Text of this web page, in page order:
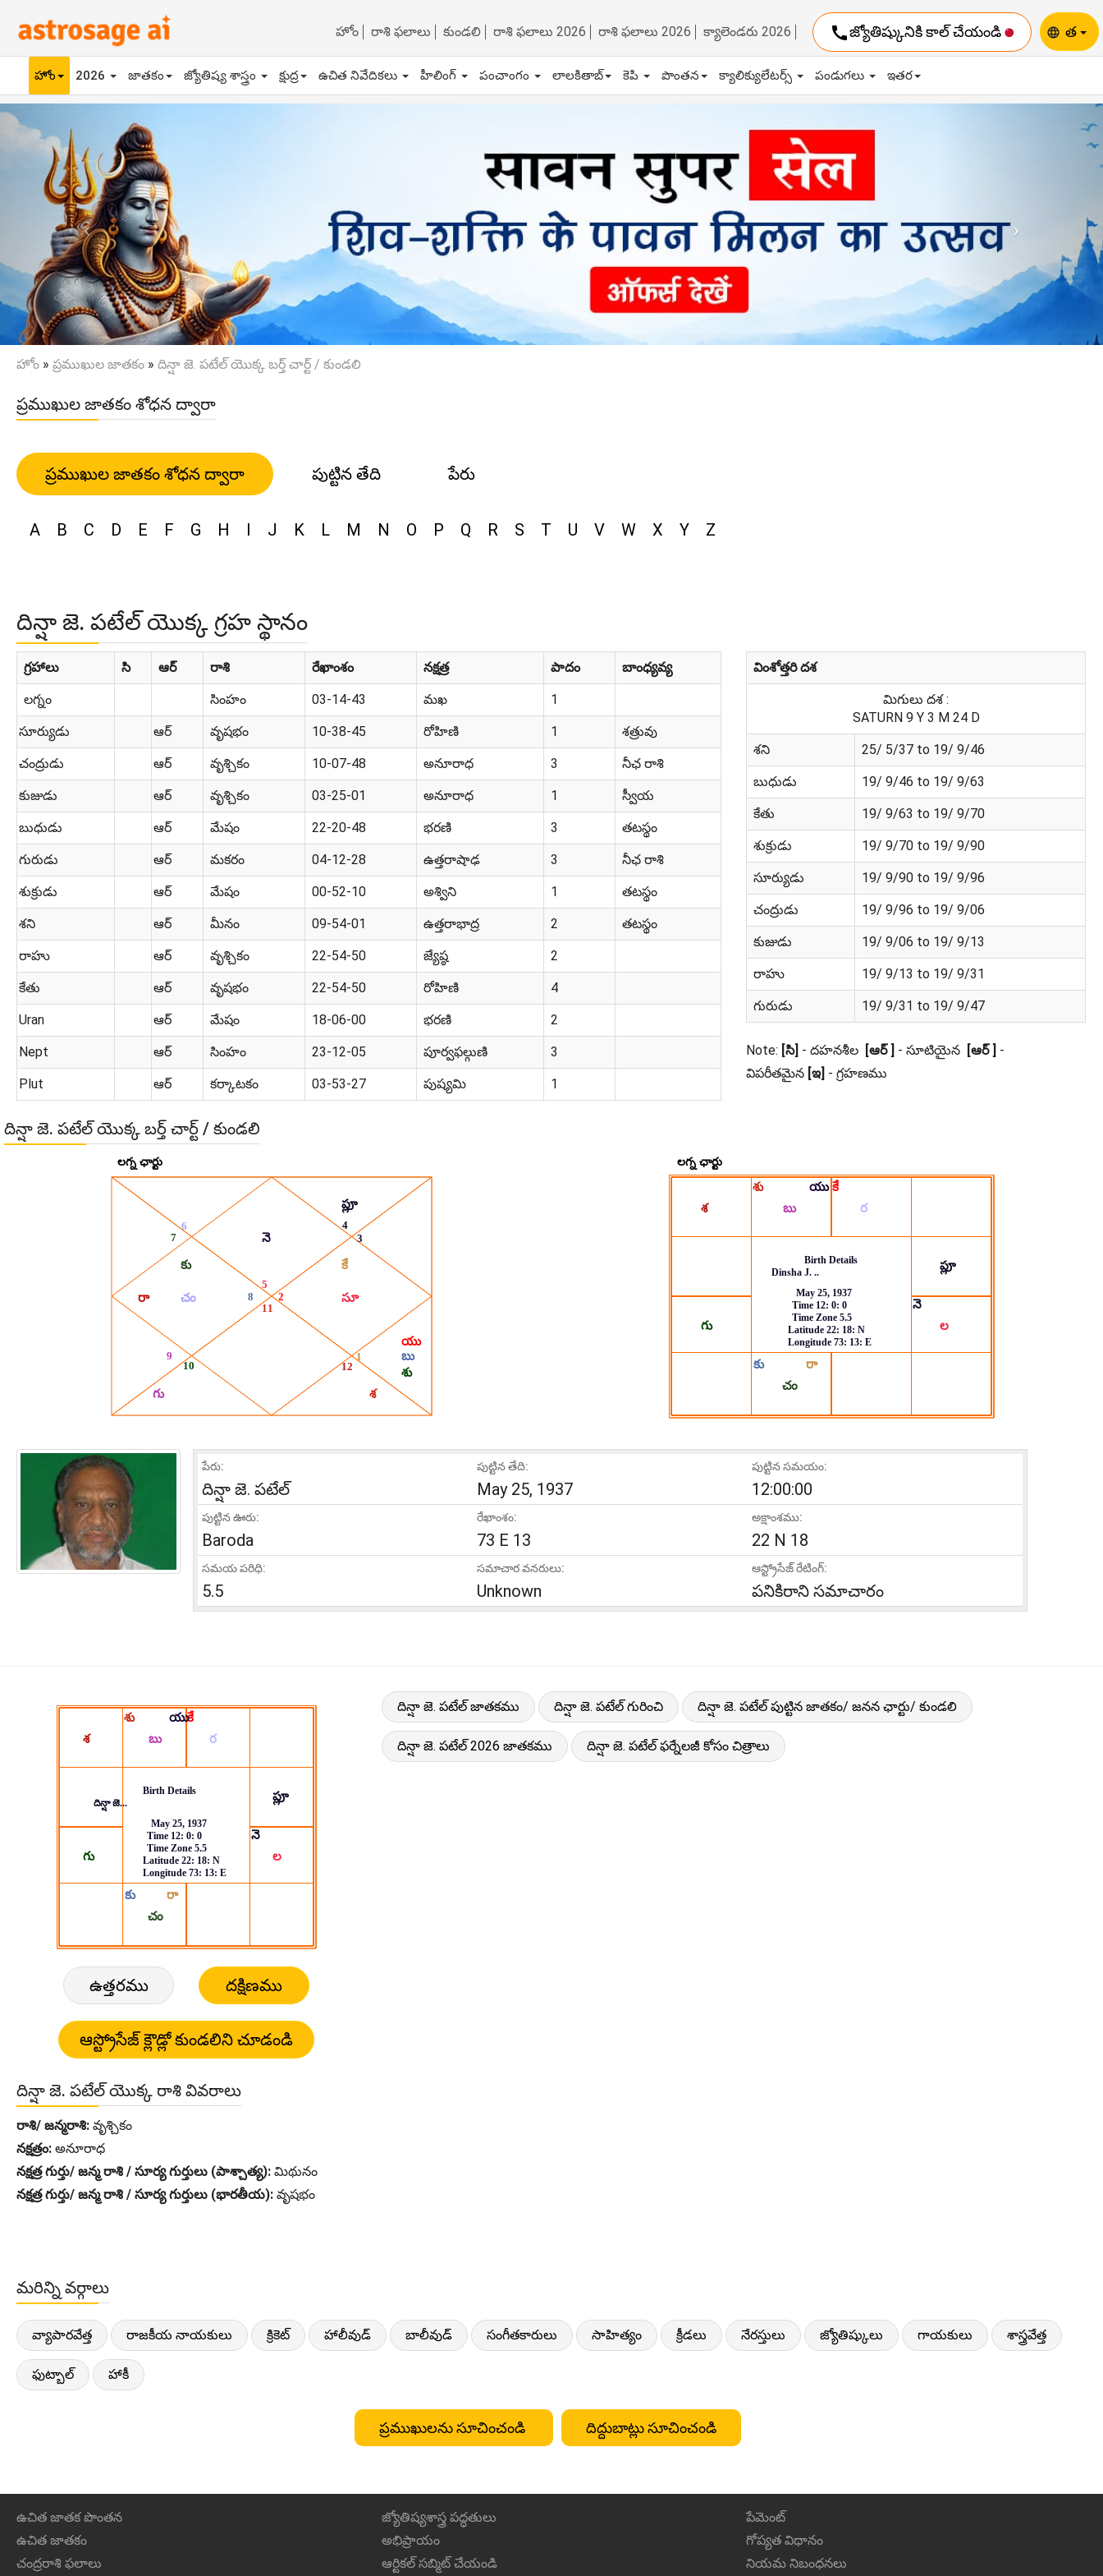
హోం రాశి ఫలాలు కుండలి రాశి ఫలాలు 2026 రాశి ఫలాలు 2026 క్యాలెండరు 2026 callజ్యోతిష్కునికి కాల్ చేయండి language త
హోం 2026 జాతకం జ్యోతిష్య శాస్త్రం క్షుద్ర ఉచిత నివేదికలు హీలింగ్ పంచాంగం లాలకితాబ్ కెపి పొంతన క్యాలిక్యులేటర్స్ పండుగలు ఇతర
Previous
హోం » ప్రముఖుల జాతకం » దిన్షా జె. పటేల్ యొక్క బర్త్ చార్ట్ / కుండలి
ప్రముఖుల జాతకం శోధన ద్వారా
ప్రముఖుల జాతకం శోధన ద్వారా పుట్టిన తేది పేరు
A B C D E F G H I J K L M N O P Q R S T U V W X Y Z
దిన్షా జె. పటేల్ యొక్క గ్రహ స్థానం
గ్రహాలు సి ఆర్ రాశి రేఖాంశం నక్షత్ర పాదం బాంధ్యవ్య
లగ్నం సింహం 03-14-43 మఖ 1
సూర్యుడు ఆర్ వృషభం 10-38-45 రోహిణి 1 శత్రువు
చంద్రుడు ఆర్ వృశ్చికం 10-07-48 అనూరాధ 3 నీఛ రాశి
కుజుడు ఆర్ వృశ్చికం 03-25-01 అనూరాధ 1 స్వీయ
బుధుడు ఆర్ మేషం 22-20-48 భరణి 3 తటస్థం
గురుడు ఆర్ మకరం 04-12-28 ఉత్తరాషాఢ 3 నీఛ రాశి
శుక్రుడు ఆర్ మేషం 00-52-10 అశ్విని 1 తటస్థం
శని ఆర్ మీనం 09-54-01 ఉత్తరాభాద్ర 2 తటస్థం
రాహు ఆర్ వృశ్చికం 22-54-50 జ్యేష్ఠ 2
కేతు ఆర్ వృషభం 22-54-50 రోహిణి 4
Uran ఆర్ మేషం 18-06-00 భరణి 2
Nept ఆర్ సింహం 23-12-05 పూర్వఫల్గుణి 3
Plut ఆర్ కర్కాటకం 03-53-27 పుష్యమి 1
వింశోత్తరి దశ
మిగులు దశ :
SATURN 9 Y 3 M 24 D
శని 25/ 5/37 to 19/ 9/46
బుధుడు 19/ 9/46 to 19/ 9/63
కేతు 19/ 9/63 to 19/ 9/70
శుక్రుడు 19/ 9/70 to 19/ 9/90
సూర్యుడు 19/ 9/90 to 19/ 9/96
చంద్రుడు 19/ 9/96 to 19/ 9/06
కుజుడు 19/ 9/06 to 19/ 9/13
రాహు 19/ 9/13 to 19/ 9/31
గురుడు 19/ 9/31 to 19/ 9/47
Note: [సి] - దహనశీల [ఆర్ ] - సూటియైన [ఆర్ ] -
విపరీతమైన [ఇ] - గ్రహణము
దిన్షా జె. పటేల్ యొక్క బర్త్ చార్ట్ / కుండలి
పేరు:
దిన్షా జె. పటేల్
పుట్టిన తేది:
May 25, 1937
పుట్టిన సమయం:
12:00:00
పుట్టిన ఊరు:
Baroda
రేఖాంశం:
73 E 13
అక్షాంశము:
22 N 18
సమయ పరిధి:
5.5
సమాచార వనరులు:
Unknown
ఆస్ట్రోసేజ్ రేటింగ్:
పనికిరాని సమాచారం
ఉత్తరము దక్షిణము
దిన్షా జె. పటేల్ జాతకము దిన్షా జె. పటేల్ గురించి దిన్షా జె. పటేల్ పుట్టిన జాతకం/ జనన ఛార్టు/ కుండలి
దిన్షా జె. పటేల్ 2026 జాతకము దిన్షా జె. పటేల్ ఫర్నేలజీ కోసం చిత్రాలు
దిన్షా జె. పటేల్ యొక్క రాశి వివరాలు
రాశి/ జన్మరాశి: వృశ్చికం
నక్షత్రం: అనూరాధ
నక్షత్ర గుర్తు/ జన్మ రాశి / సూర్య గుర్తులు (పాశ్చాత్య): మిథునం
నక్షత్ర గుర్తు/ జన్మ రాశి / సూర్య గుర్తులు (భారతీయ): వృషభం
మరిన్ని వర్గాలు
వ్యాపారవేత్త రాజకీయ నాయకులు క్రికెట్ హాలీవుడ్ బాలీవుడ్ సంగీతకారులు సాహిత్యం క్రీడలు నేరస్తులు జ్యోతిష్కులు గాయకులు శాస్త్రవేత్త
ఫుట్బాల్ హాకీ
ప్రముఖులను సూచించండి దిద్దుబాట్లు సూచించండి
ఉచిత జాతక పొంతన
ఉచిత జాతకం
చంద్రరాశి ఫలాలు
జ్యోతిష్యశాస్త్ర పద్ధతులు
అభిప్రాయం
ఆర్టికల్ సబ్మిట్ చేయండి
పేమెంట్
గోప్యత విధానం
నియమ నిబంధనలు